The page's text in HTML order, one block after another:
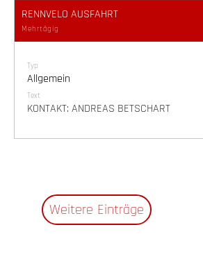
RENNVELO AUSFAHRT
Mehrtägig
Typ
Allgemein
Text
KONTAKT: ANDREAS BETSCHART
Weitere Einträge